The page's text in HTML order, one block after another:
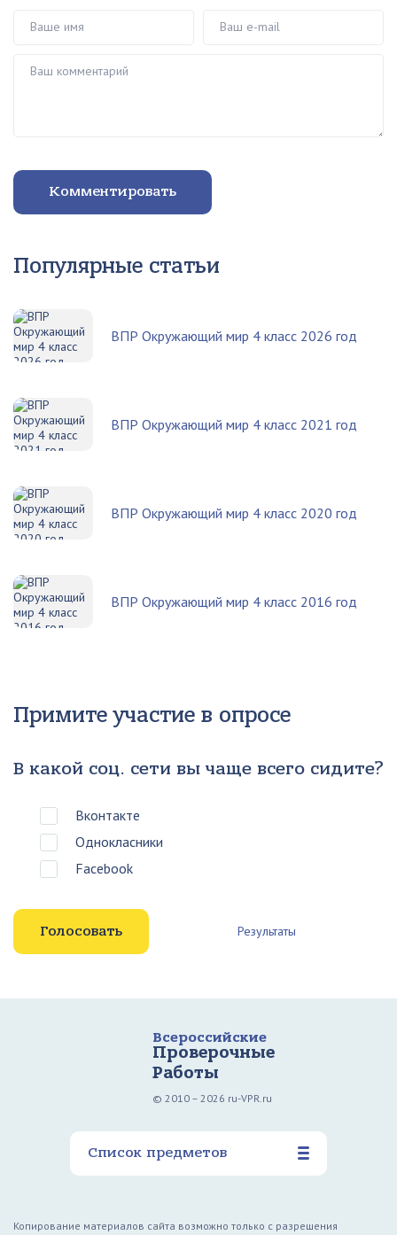
Комментировать
Популярные статьи
ВПР Окружающий мир 4 класс 2026 год
ВПР Окружающий мир 4 класс 2021 год
ВПР Окружающий мир 4 класс 2020 год
ВПР Окружающий мир 4 класс 2016 год
Примите участие в опросе
В какой соц. сети вы чаще всего сидите?
Вконтакте
Однокласники
Facebook
Результаты
Всероссийские
Проверочные
Работы
© 2010 – 2026 ru-VPR.ru
Список предметов
Копирование материалов сайта возможно только с разрешения